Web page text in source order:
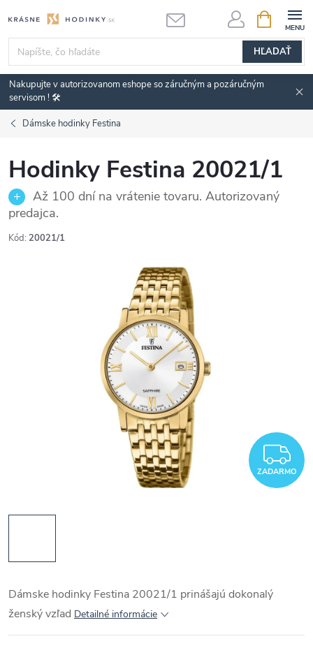
na
obsah
HĽADAŤ
KOŠÍK
Nakupujte v autorizovanom eshope so záručným a pozáručným
servisom ! 🛠️
Dámske hodinky Festina
Hodinky Festina 20021/1
Až 100 dní na vrátenie tovaru. Autorizovaný
predajca.
Kód: 20021/1
ZADARMO
Dámske hodinky Festina 20021/1 prinášajú dokonalý
ženský vzľad Detailné informácie